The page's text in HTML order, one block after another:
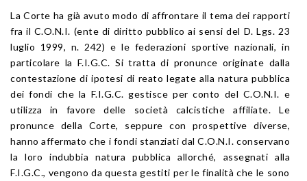
La Corte ha già avuto modo di affrontare il tema dei rapporti
fra il C.O.N.I. (ente di diritto pubblico ai sensi del D. Lgs. 23
luglio 1999, n. 242) e le federazioni sportive nazionali, in
particolare la F.I.G.C. Si tratta di pronunce originate dalla
contestazione di ipotesi di reato legate alla natura pubblica
dei fondi che la F.I.G.C. gestisce per conto del C.O.N.I. e
utilizza in favore delle società calcistiche affiliate. Le
pronunce della Corte, seppure con prospettive diverse,
hanno affermato che i fondi stanziati dal C.O.N.I. conservano
la loro indubbia natura pubblica allorché, assegnati alla
F.I.G.C., vengono da questa gestiti per le finalità che le sono